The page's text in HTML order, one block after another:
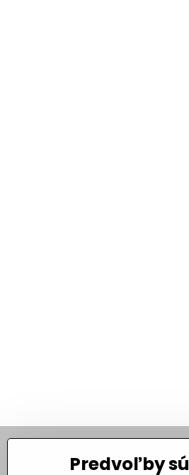
KontaktPredvoľby